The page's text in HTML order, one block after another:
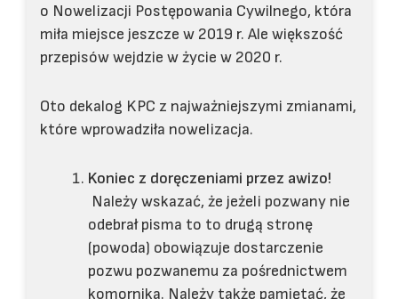
o Nowelizacji Postępowania Cywilnego, która
miła miejsce jeszcze w 2019 r. Ale większość
przepisów wejdzie w życie w 2020 r.
Oto dekalog KPC z najważniejszymi zmianami,
które wprowadziła nowelizacja.
Koniec z doręczeniami przez awizo!
Należy wskazać, że jeżeli pozwany nie
odebrał pisma to to drugą stronę
(powoda) obowiązuje dostarczenie
pozwu pozwanemu za pośrednictwem
komornika. Należy także pamiętać, że